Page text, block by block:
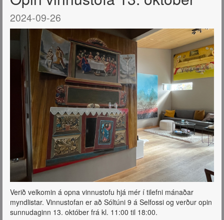
2024-09-26
Verið velkomin á opna vinnustofu hjá mér í tilefni mánaðar
myndlistar. Vinnustofan er að Sóltúni 9 á Selfossi og verður opin
sunnudaginn 13. október frá kl. 11:00 til 18:00.